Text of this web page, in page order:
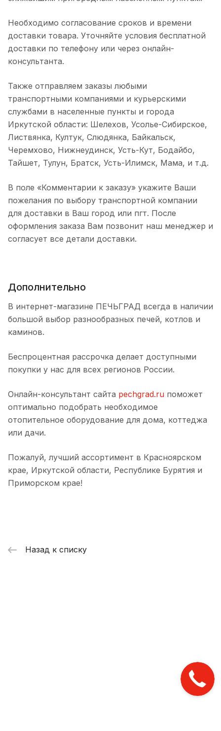
Необходимо согласование сроков и времени
доставки товара. Уточняйте условия бесплатной
доставки по телефону или через онлайн-
консультанта.
Также отправляем заказы любыми
транспортными компаниями и курьерскими
службами в населенные пункты и города
Иркутской области: Шелехов, Усолье-Сибирское,
Листвянка, Култук, Слюдянка, Байкальск,
Черемхово, Нижнеудинск, Усть-Кут, Бодайбо,
Тайшет, Тулун, Братск, Усть-Илимск, Мама, и т.д.
В поле «Комментарии к заказу» укажите Ваши
пожелания по выбору транспортной компании
для доставки в Ваш город или пгт. После
оформления заказа Вам позвонит наш менеджер и
согласует все детали доставки.
Дополнительно
В интернет-магазине ПЕЧЬГРАД всегда в наличии
большой выбор разнообразных печей, котлов и
каминов.
Беспроцентная рассрочка делает доступными
покупки у нас для всех регионов России.
Онлайн-консультант сайта pechgrad.ru поможет
оптимально подобрать необходимое
отопительное оборудование для дома, коттеджа
или дачи.
Пожалуй, лучший ассортимент в Красноярском
крае, Иркутской области, Республике Бурятия и
Приморском крае!
Назад к списку